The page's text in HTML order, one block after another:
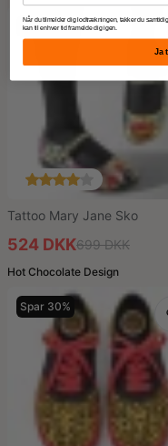
Spar 25%
Tattoo Mary Jane Sko
524 DKK699 DKK
Hot Chocolate Design
Spar 30%
Når du tilmelder dig lodtrækningen, takker du
kan til enhver tid framelde dig igen.
Ja